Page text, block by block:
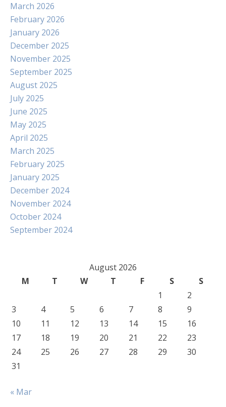
March 2026
February 2026
January 2026
December 2025
November 2025
September 2025
August 2025
July 2025
June 2025
May 2025
April 2025
March 2025
February 2025
January 2025
December 2024
November 2024
October 2024
September 2024
August 2026
M
T W T F S
S
1
2
3
4 5 6 7 8
9
10
11 12 13 14 15
16
17
18 19 20 21 22
23
24
25 26 27 28 29
30
31
« Mar